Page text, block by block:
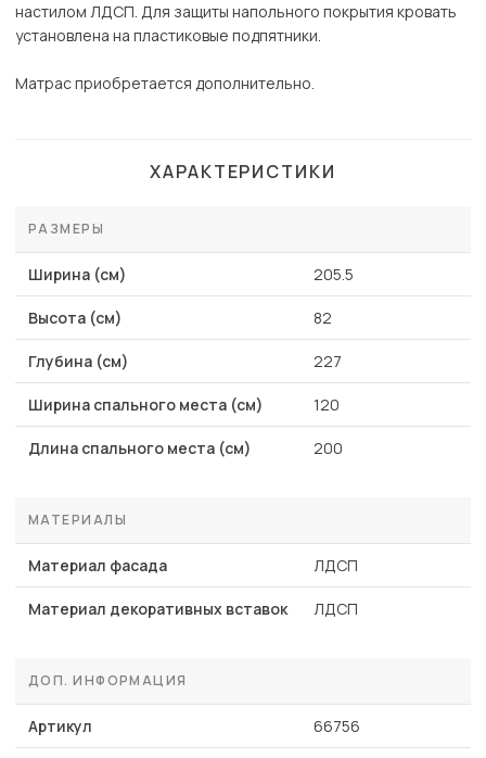
настилом ЛДСП. Для защиты напольного покрытия кровать
установлена на пластиковые подпятники.
Матрас приобретается дополнительно.
ХАРАКТЕРИСТИКИ
РАЗМЕРЫ
Ширина (см) 205.5
Высота (см) 82
Глубина (см) 227
Ширина спального места (см) 120
Длина спального места (см) 200
МАТЕРИАЛЫ
Материал фасада ЛДСП
Материал декоративных вставок ЛДСП
ДОП. ИНФОРМАЦИЯ
Артикул 66756